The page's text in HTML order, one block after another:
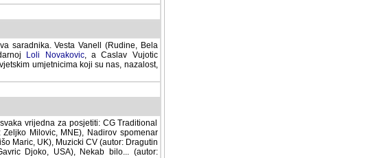
saradnika. Vesta Vanell (Rudine, Bela
Loli Novakovic, a Caslav Vujotic
umjetnicima koji su nas, nazalost,
vrijedna za posjetiti: CG Traditional
Milovic, MNE), Nadirov spomenar
Maric, UK), Muzicki CV (autor: Dragutin
Djoko, USA), Nekab bilo... (autor: